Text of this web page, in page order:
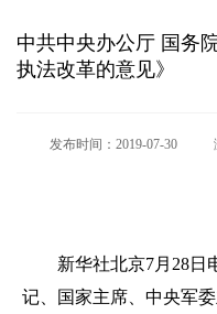
中共中央办公厅 国务
执法改革的意见》
发布时间：2019-07-30
新华社北京7月28日
记、国家主席、中央军